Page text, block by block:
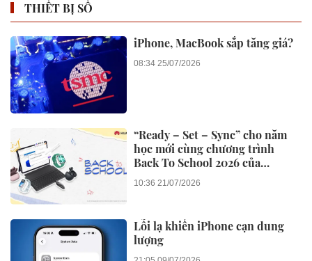
THIẾT BỊ SỐ
iPhone, MacBook sắp tăng giá?
08:34 25/07/2026
“Ready – Set – Sync” cho năm
học mới cùng chương trình
Back To School 2026 của
Huawei
10:36 21/07/2026
Lỗi lạ khiến iPhone cạn dung
lượng